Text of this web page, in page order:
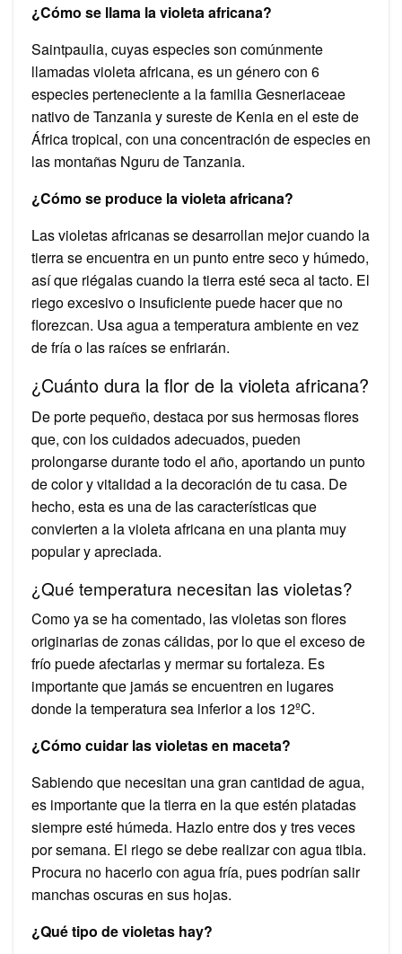
¿Cómo se llama la violeta africana?
Saintpaulia, cuyas especies son comúnmente
llamadas violeta africana, es un género con 6
especies perteneciente a la familia Gesneriaceae
nativo de Tanzania y sureste de Kenia en el este de
África tropical, con una concentración de especies en
las montañas Nguru de Tanzania.
¿Cómo se produce la violeta africana?
Las violetas africanas se desarrollan mejor cuando la
tierra se encuentra en un punto entre seco y húmedo,
así que riégalas cuando la tierra esté seca al tacto. El
riego excesivo o insuficiente puede hacer que no
florezcan. Usa agua a temperatura ambiente en vez
de fría o las raíces se enfriarán.
¿Cuánto dura la flor de la violeta africana?
De porte pequeño, destaca por sus hermosas flores
que, con los cuidados adecuados, pueden
prolongarse durante todo el año, aportando un punto
de color y vitalidad a la decoración de tu casa. De
hecho, esta es una de las características que
convierten a la violeta africana en una planta muy
popular y apreciada.
¿Qué temperatura necesitan las violetas?
Como ya se ha comentado, las violetas son flores
originarias de zonas cálidas, por lo que el exceso de
frío puede afectarlas y mermar su fortaleza. Es
importante que jamás se encuentren en lugares
donde la temperatura sea inferior a los 12ºC.
¿Cómo cuidar las violetas en maceta?
Sabiendo que necesitan una gran cantidad de agua,
es importante que la tierra en la que estén platadas
siempre esté húmeda. Hazlo entre dos y tres veces
por semana. El riego se debe realizar con agua tibia.
Procura no hacerlo con agua fría, pues podrían salir
manchas oscuras en sus hojas.
¿Qué tipo de violetas hay?